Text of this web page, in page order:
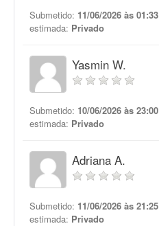
Submetido: 11/06/2026 às 01:33
estimada: Privado
Yasmin W.
Submetido: 10/06/2026 às 23:00
estimada: Privado
Adriana A.
Submetido: 11/06/2026 às 21:25
estimada: Privado